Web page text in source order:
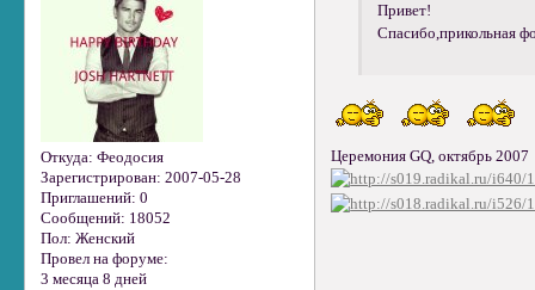
Откуда: Феодосия
Зарегистрирован: 2007-05-28
Приглашений: 0
Сообщений: 18052
Пол: Женский
Провел на форуме:
3 месяца 8 дней
Привет!
Спасибо,прикольная
Церемония GQ, октябрь 2007